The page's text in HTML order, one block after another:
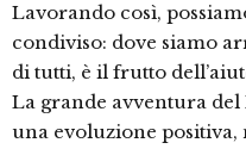
Lavorando così,
condiviso: dove siamo
di tutti, è il frutto
La grande avventura
una evoluzione